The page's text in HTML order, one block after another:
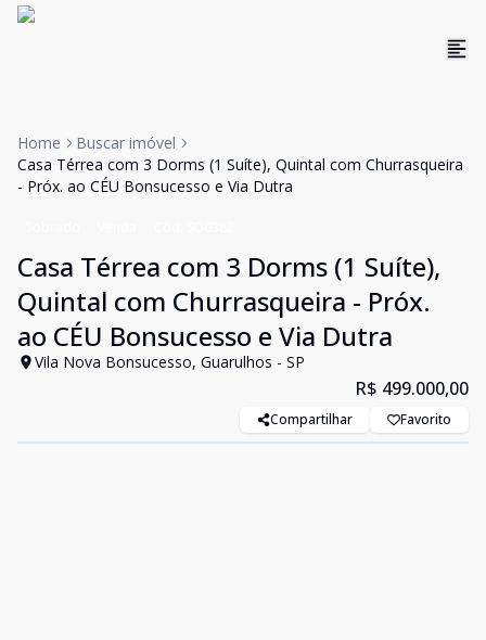
Home
Buscar imóvel
Casa Térrea com 3 Dorms (1 Suíte), Quintal com Churrasqueira
- Próx. ao CÉU Bonsucesso e Via Dutra
Casa Térrea com 3 Dorms (1 Suíte),
Quintal com Churrasqueira - Próx.
ao CÉU Bonsucesso e Via Dutra
Vila Nova Bonsucesso, Guarulhos - SP
R$ 499.000,00
Compartilhar Favorito